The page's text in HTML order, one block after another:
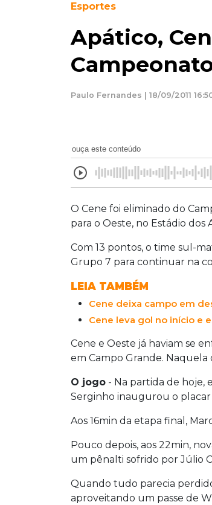
Esportes
Apático,
Paulo Fernandes | 18/09/2011
ouça este conteúdo
O Cene foi eliminado do
para o Oeste, no Estádio dos
Com 13 pontos, o time sul-
Grupo 7 para continuar na
LEIA TAMBÉM
Cene deixa campo em
Cene leva gol no início e
Cene e Oeste já haviam se
em Campo Grande.
O jogo - Na partida de hoje,
Serginho inaugurou o placar
Aos 16min da etapa final,
Pouco depois, aos 22min,
um pênalti sofrido por Júlio
Quando tudo parecia
aproveitando um passe de